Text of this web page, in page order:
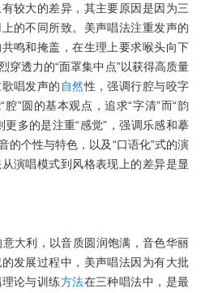
较大的差异，其主要原因是因为三
的不同所致。美声唱法注重发声的
鸣和掩盖，在生理上要求喉头向下
穿透力的“面罩集中点”以获得高质量
唱发声的 自然性，强调行腔与咬字
”圆的基本观点，追求“字清”而“韵
多的是注重“感觉”，强调乐感和摹
的个性与特色，以及“口语化”式的演
演唱模式到风格表现上的差异是显
大利，以音质圆润饱满，音色华丽
发展过程中，美声唱法因为有大批
论与训练方法在三种唱法中，是最